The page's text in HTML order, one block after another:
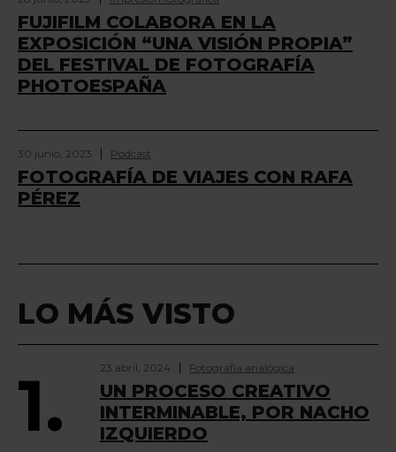
FUJIFILM COLABORA EN LA
EXPOSICIÓN “UNA VISIÓN PROPIA”
DEL FESTIVAL DE FOTOGRAFÍA
PHOTOESPAÑA
30 junio, 2023 Podcast
FOTOGRAFÍA DE VIAJES CON RAFA
PÉREZ
LO MÁS VISTO
1. 23 abril, 2024 Fotografía analógica
UN PROCESO CREATIVO
INTERMINABLE, POR NACHO
IZQUIERDO